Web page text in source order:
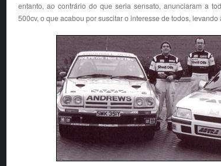
entanto, ao contrário do que seria sensato, anunciaram a
500cv, o que acabou por suscitar o interesse de todos,